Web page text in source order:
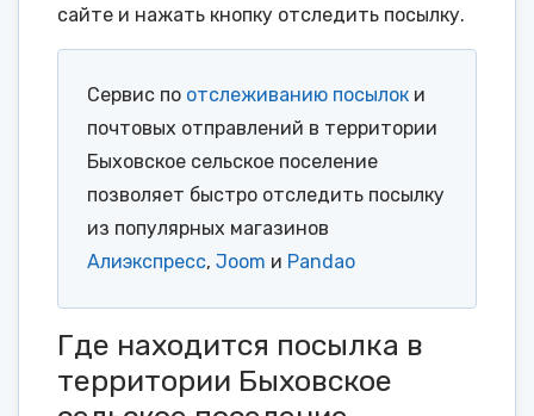
сайте и нажать кнопку отследить посылку.
Сервис по отслеживанию посылок и
почтовых отправлений в территории
Быховское сельское поселение
позволяет быстро отследить посылку
из популярных магазинов
Алиэкспресс, Joom и Pandao
Где находится посылка в
территории Быховское